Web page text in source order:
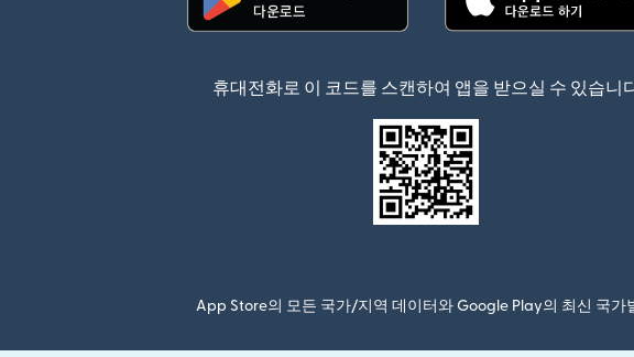
휴대전화로 이 코드를 스캔하여 앱을 받으실 수 있습니
App Store의 모든 국가/지역 데이터와 Google Play의 최신 국가